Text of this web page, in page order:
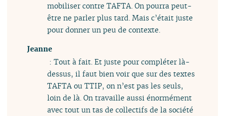
mobiliser contre TAFTA. On pourra peut-
être ne parler plus tard. Mais c’était juste
pour donner un peu de contexte.
Jeanne
: Tout à fait. Et juste pour compléter là-
dessus, il faut bien voir que sur des textes
TAFTA ou TTIP, on n’est pas les seuls,
loin de là. On travaille aussi énormément
avec tout un tas de collectifs de la société